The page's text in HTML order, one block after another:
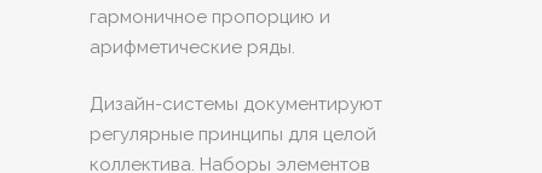
гармоничное пропорцию и
арифметические ряды.
Дизайн-системы документируют
регулярные принципы для целой
коллектива. Наборы элементов